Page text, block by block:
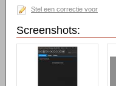
Stel een correctie voor
Screenshots: